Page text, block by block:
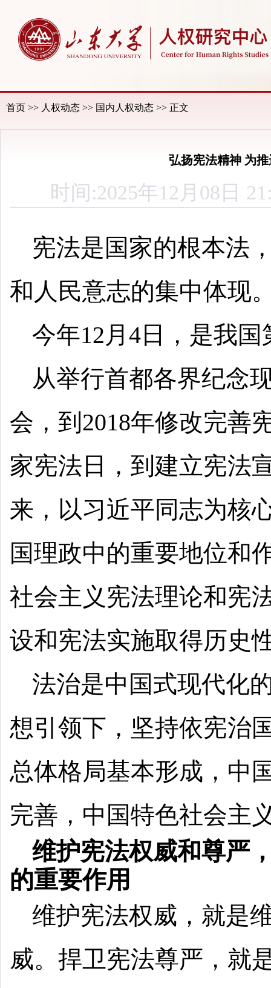
首页 >> 人权动态 >> 国内人权动态 >> 正文
弘扬宪法精神 为
时间:2025年12月08
宪法是国家的根本法
和人民意志的集中体现
今年12月4日，是我
从举行首都各界纪念
会，到2018年修改完善
家宪法日，到建立宪
来，以习近平同志为核
国理政中的重要地位和
社会主义宪法理论和宪
设和宪法实施取得历史
法治是中国式现代化
想引领下，坚持依宪治
总体格局基本形成，中
完善，中国特色社会主
维护宪法权威和尊严
的重要作用
维护宪法权威，就是
威。捍卫宪法尊严，就